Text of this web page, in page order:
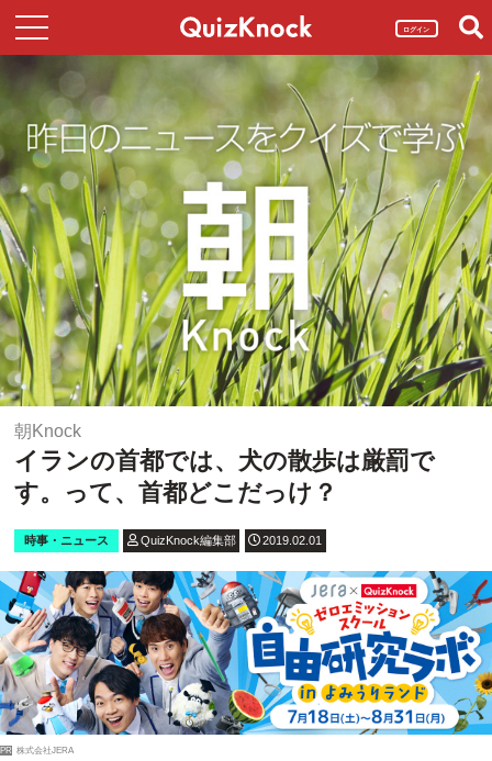
ログイン
朝Knock
イランの首都では、犬の散歩は厳罰で
す。って、首都どこだっけ？
時事・ニュース QuizKnock編集部 2019.02.01
PR 株式会社JERA